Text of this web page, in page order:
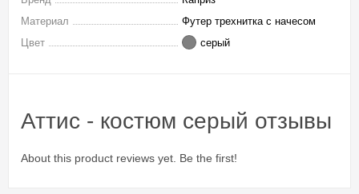
Материал
Футер трехнитка с начесом
Цвет
серый
Аттис - костюм серый отзывы
About this product reviews yet. Be the first!